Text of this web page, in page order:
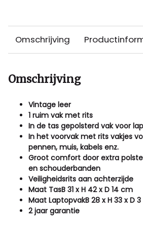
Omschrijving
Omschrijving
Vintage leer
1 ruim vak met rits
In de tas gepolsterd vak voor
In het voorvak met rits vakjes
pennen, muis, kabels enz.
Groot comfort door extra
en schouderbanden
Veiligheidsrits aan achterzijde
Maat TasB 31 x H 42 x D 14 cm
Maat LaptopvakB 28 x H 33 x D
2 jaar garantie